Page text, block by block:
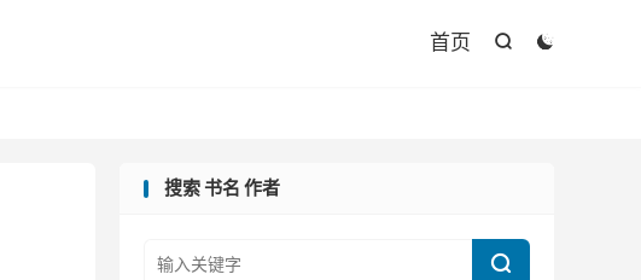


首页
搜索 书名 作者
